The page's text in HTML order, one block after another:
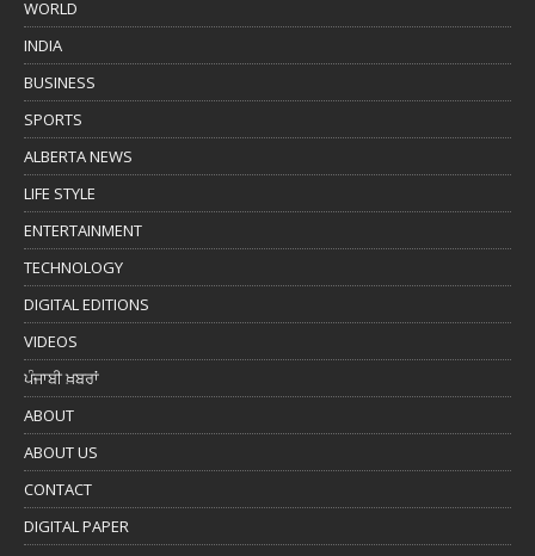
WORLD
INDIA
BUSINESS
SPORTS
ALBERTA NEWS
LIFE STYLE
ENTERTAINMENT
TECHNOLOGY
DIGITAL EDITIONS
VIDEOS
ਪੰਜਾਬੀ ਖ਼ਬਰਾਂ
ABOUT
ABOUT US
CONTACT
DIGITAL PAPER